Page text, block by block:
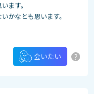
ます。
かなとも思います。
会いたい ?